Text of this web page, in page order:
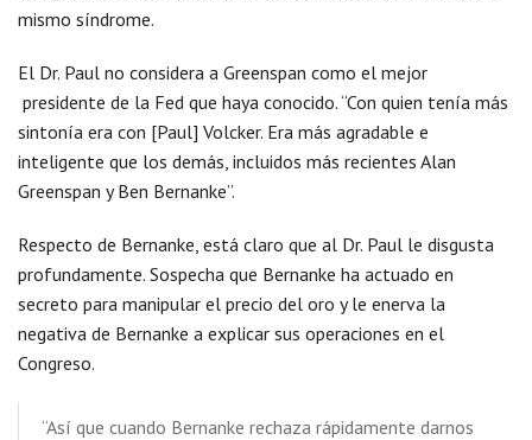
mismo síndrome.
El Dr. Paul no considera a Greenspan como el mejor
presidente de la Fed que haya conocido. “Con quien tenía más
sintonía era con [Paul] Volcker. Era más agradable e
inteligente que los demás, incluidos más recientes Alan
Greenspan y Ben Bernanke”.
Respecto de Bernanke, está claro que al Dr. Paul le disgusta
profundamente. Sospecha que Bernanke ha actuado en
secreto para manipular el precio del oro y le enerva la
negativa de Bernanke a explicar sus operaciones en el
Congreso.
“Así que cuando Bernanke rechaza rápidamente darnos